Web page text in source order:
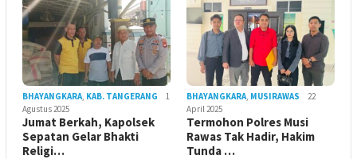
BHAYANGKARA KAB. TANGERANG
1
Agustus 2025
Jumat Berkah, Kapolsek
Sepatan Gelar Bhakti
Religi…
BHAYANGKARA MUSIRAWAS
22
April 2025
Termohon Polres Musi
Rawas Tak Hadir, Hakim
Tunda …